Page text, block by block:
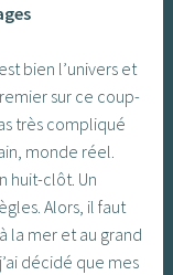
bien l’univers et
sur ce coup-
très compliqué
monde réel.
huit-clôt. Un
Alors, il faut
la mer et au grand
décidé que mes